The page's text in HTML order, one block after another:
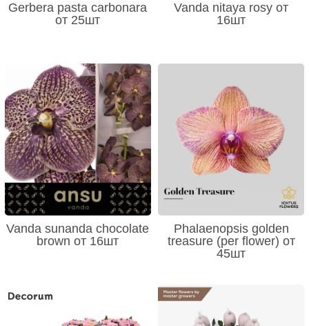
Gerbera pasta carbonara
от 25шт
Vanda nitaya rosy от
16шт
Vanda sunanda chocolate
brown от 16шт
Phalaenopsis golden
treasure (per flower) от
45шт